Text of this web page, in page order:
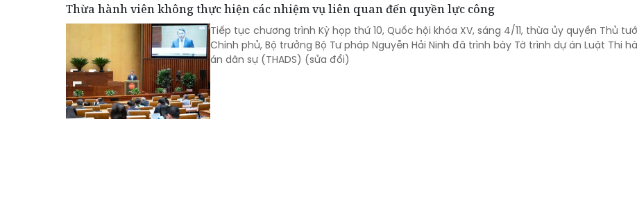
Thừa hành viên không thực hiện các nhiệm vụ liên quan đến quyền lực công
Tiếp tục chương trình Kỳ họp thứ 10, Quốc hội khóa XV, sáng 4/11, thừa ủy quyền Thủ
Chính phủ, Bộ trưởng Bộ Tư pháp Nguyễn Hải Ninh đã trình bày Tờ trình dự án Luật Thi
án dân sự (THADS) (sửa đổi)